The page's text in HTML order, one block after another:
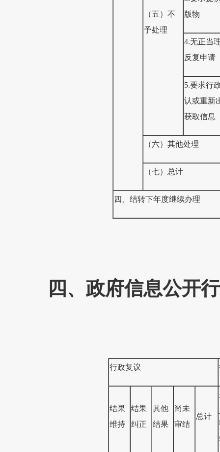
（五）不
予处理
版物
4.无正当
反复申请
5.要求行
认或重新
获取信息
（六）其他处理
（七）总计
四、结转下年度继续办理
四、政府信息公开
行政复议
结果
维持
结果
纠正
其他
结果
尚未
审结
总计